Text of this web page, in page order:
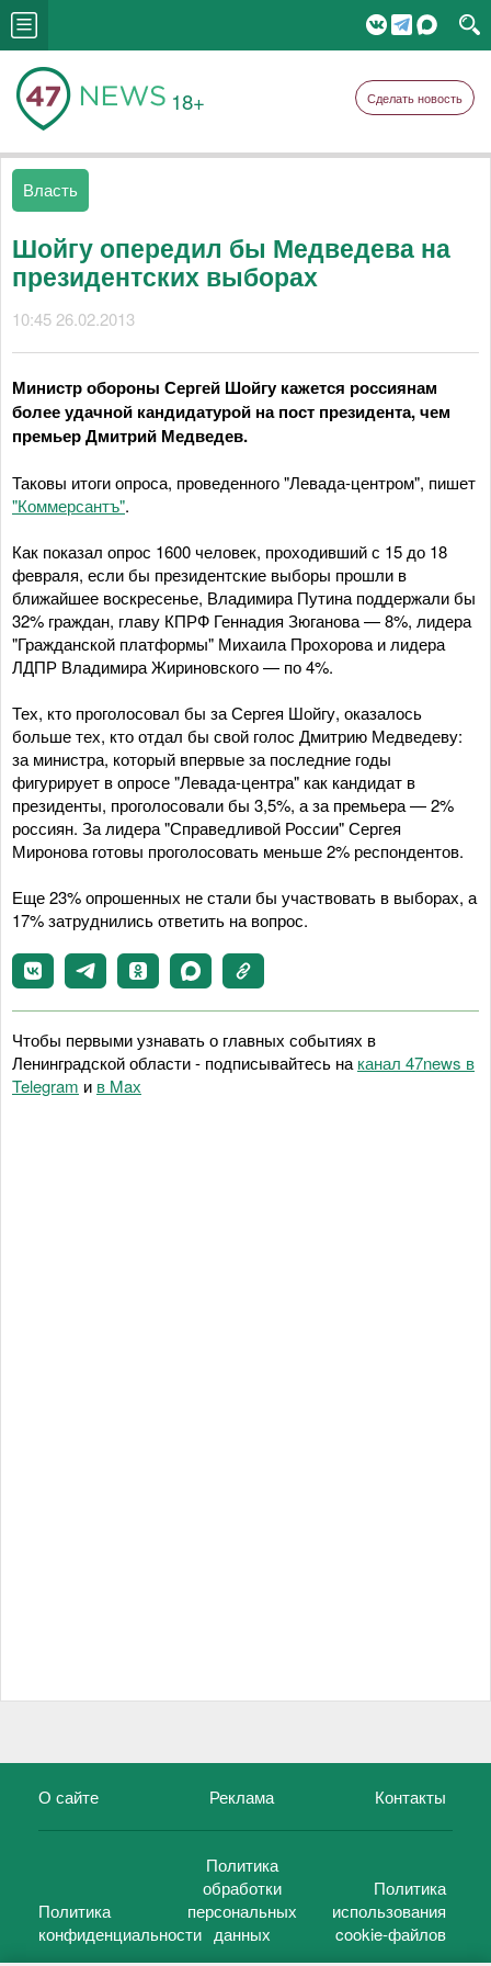
18+ Сделать новость
Власть
Шойгу опередил бы Медведева на
президентских выборах
10:45 26.02.2013
Министр обороны Сергей Шойгу кажется россиянам
более удачной кандидатурой на пост президента, чем
премьер Дмитрий Медведев.
Таковы итоги опроса, проведенного "Левада-центром", пишет
"Коммерсантъ".
Как показал опрос 1600 человек, проходивший с 15 до 18
февраля, если бы президентские выборы прошли в
ближайшее воскресенье, Владимира Путина поддержали бы
32% граждан, главу КПРФ Геннадия Зюганова — 8%, лидера
"Гражданской платформы" Михаила Прохорова и лидера
ЛДПР Владимира Жириновского — по 4%.
Тех, кто проголосовал бы за Сергея Шойгу, оказалось
больше тех, кто отдал бы свой голос Дмитрию Медведеву:
за министра, который впервые за последние годы
фигурирует в опросе "Левада-центра" как кандидат в
президенты, проголосовали бы 3,5%, а за премьера — 2%
россиян. За лидера "Справедливой России" Сергея
Миронова готовы проголосовать меньше 2% респондентов.
Еще 23% опрошенных не стали бы участвовать в выборах, а
17% затруднились ответить на вопрос.
Чтобы первыми узнавать о главных событиях в
Ленинградской области - подписывайтесь на канал 47news в
Telegram и в Maх
О сайте Реклама Контакты
Политика
конфиденциальности
Политика
обработки
персональных
данных
Политика
использования
cookie-файлов